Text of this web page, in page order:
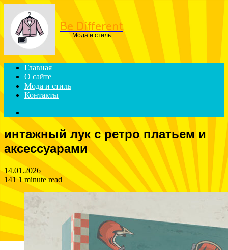
Menu
Be Different
Мода и стиль
Главная
О сайте
Мода и стиль
Контакты
for
интажный лук с ретро платьем и
аксессуарами
14.01.2026
1411 minute read